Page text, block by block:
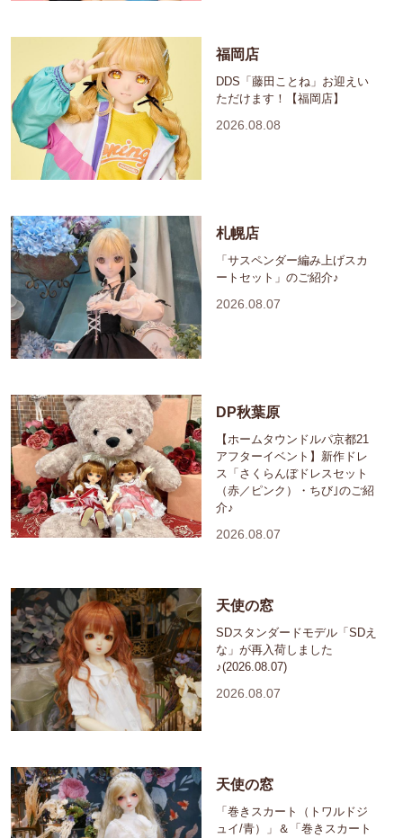
福岡店
DDS「藤田ことね」お迎えい
ただけます！【福岡店】
2026.08.08
札幌店
「サスペンダー編み上げスカ
ートセット」のご紹介♪
2026.08.07
DP秋葉原
【ホームタウンドルパ京都21
アフターイベント】新作ドレ
ス「さくらんぼドレスセット
（赤／ピンク）・ちび｣のご紹
介♪
2026.08.07
天使の窓
SDスタンダードモデル「SDえ
な」が再入荷しました
♪(2026.08.07)
2026.08.07
天使の窓
「巻きスカート（トワルドジ
ュイ/青）」＆「巻きスカート